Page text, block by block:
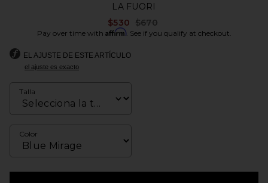
LA FUORI
$530 Previous price:
$670
Pay over time with Affirm. See if you qualify at checkout.
EL AJUSTE DE ESTE ARTÍCULO
el ajuste es exacto
Talla
Color